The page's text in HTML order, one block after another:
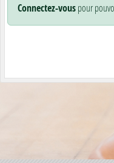
Connectez-vouspour